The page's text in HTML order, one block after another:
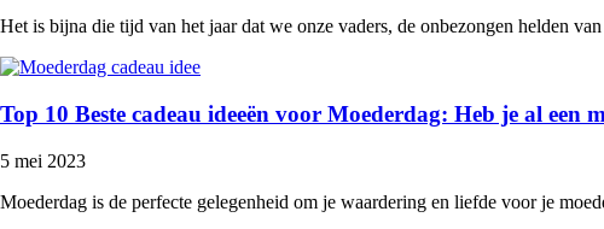
Het is bijna die tijd van het jaar dat we onze vaders, de onbezongen helden
Top 10 Beste cadeau ideeën voor Moederdag: Heb je al een
5 mei 2023
Moederdag is de perfecte gelegenheid om je waardering en liefde voor je